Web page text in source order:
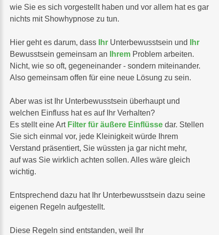
wie Sie es sich vorgestellt haben und vor allem hat es gar
nichts mit Showhypnose zu tun.
Hier geht es darum, dass Ihr Unterbewusstsein und
Ihr
Bewusstsein gemeinsam an
Ihrem Problem arbeiten.
Nicht, wie so oft, gegeneinander - sondern miteinander.
Also gemeinsam offen für eine neue Lösung zu sein.
Aber was ist Ihr Unterbewusstsein überhaupt und
welchen Einfluss hat es auf Ihr Verhalten?
Es stellt eine Art Filter für äußere Einflüsse dar. Stellen
Sie sich einmal vor, jede Kleinigkeit würde Ihrem
Verstand präsentiert, Sie wüssten ja gar nicht mehr,
auf was Sie wirklich achten sollen. Alles wäre gleich
wichtig.
Entsprechend dazu hat Ihr Unterbewusstsein dazu seine
eigenen Regeln aufgestellt.
Diese Regeln sind entstanden, weil Ihr